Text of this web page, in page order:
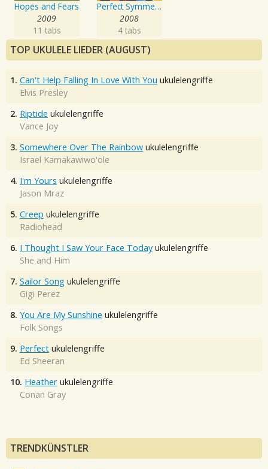
Hopes and Fears
2009
11 tabs
Perfect Symmetry
2008
4 tabs
TOP UKULELE LIEDER (AUGUST)
1. Can't Help Falling In Love With You ukulelengriffe
Elvis Presley
2. Riptide ukulelengriffe
Vance Joy
3. Somewhere Over The Rainbow ukulelengriffe
Israel Kamakawiwo'ole
4. I'm Yours ukulelengriffe
Jason Mraz
5. Creep ukulelengriffe
Radiohead
6. I Thought I Saw Your Face Today ukulelengriffe
She and Him
7. Sailor Song ukulelengriffe
Gigi Perez
8. You Are My Sunshine ukulelengriffe
Folk Songs
9. Perfect ukulelengriffe
Ed Sheeran
10. Heather ukulelengriffe
Conan Gray
TRENDKÜNSTLER